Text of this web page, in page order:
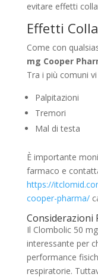
evitare effetti
Effetti
Come con
mg Cooper
Tra i più comuni
Palpitazioni
Tremori
Mal di testa
È importante
farmaco e
https://
cooper-pharma/
Considerazioni
Il Clombolic 50
interessante per
performance
respiratorie.